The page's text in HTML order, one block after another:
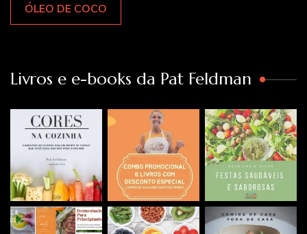
ÓLEO DE COCO
Livros e e-books da Pat Feldman